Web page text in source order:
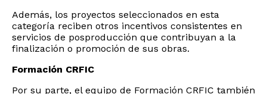
Además, los proyectos seleccionados en esta
categoría reciben otros incentivos consistentes en
servicios de posproducción que contribuyan a la
finalización o promoción de sus obras.
Formación CRFIC
Por su parte, el equipo de Formación CRFIC también